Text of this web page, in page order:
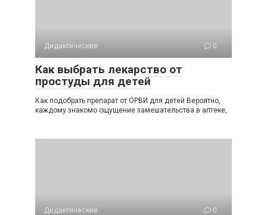
Дидактические 0
Как выбрать лекарство от
простуды для детей
Как подобрать препарат от ОРВИ для детей Вероятно,
каждому знакомо ощущение замешательства в аптеке,
Дидактические 0